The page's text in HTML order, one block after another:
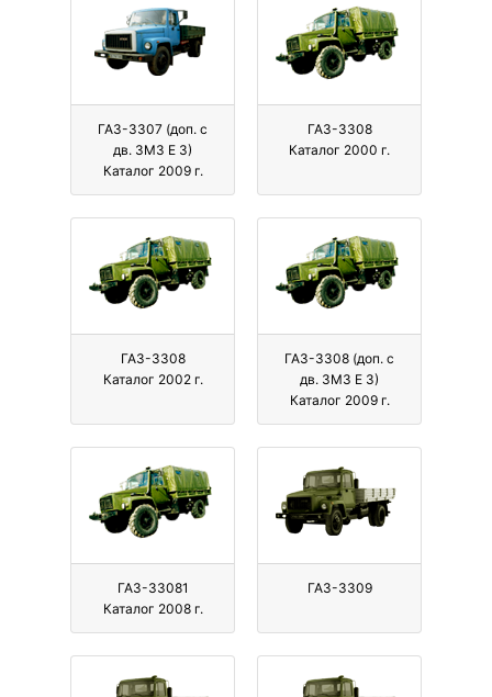
ГАЗ-3307 (доп. с
дв. ЗМЗ Е 3)
Каталог 2009 г.
ГАЗ-3308
Каталог 2000 г.
ГАЗ-3308
Каталог 2002 г.
ГАЗ-3308 (доп. с
дв. ЗМЗ Е 3)
Каталог 2009 г.
ГАЗ-33081
Каталог 2008 г.
ГАЗ-3309